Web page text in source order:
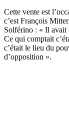
Cette vente est
c’est François
Solférino : « Il
Ce qui comptait
c’était le lieu du
d’opposition ».